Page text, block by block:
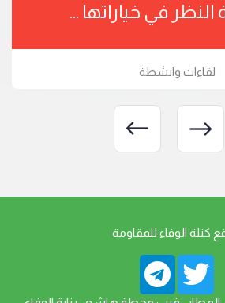
في خياراتها ...
لقاءات وانشطة
كتلة الوفاء للمقاومة